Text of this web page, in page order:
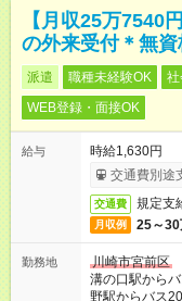
【月収25万7540
の外来受付＊無資
派遣 職種未経験OK
WEB登録・面接OK
給与
時給1,630円
交通費別途
交通費 規定支
月収例 25～30
勤務地
川崎市宮前区
溝の口駅から
野駅からバス